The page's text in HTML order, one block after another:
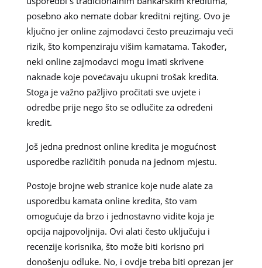
posebno ako nemate dobar kreditni rejting. Ovo je
ključno jer online zajmodavci često preuzimaju veći
rizik, što kompenziraju višim kamatama. Također,
neki online zajmodavci mogu imati skrivene
naknade koje povećavaju ukupni trošak kredita.
Stoga je važno pažljivo pročitati sve uvjete i
odredbe prije nego što se odlučite za određeni
kredit.
Još jedna prednost online kredita je mogućnost
usporedbe različitih ponuda na jednom mjestu.
Postoje brojne web stranice koje nude alate za
usporedbu kamata online kredita, što vam
omogućuje da brzo i jednostavno vidite koja je
opcija najpovoljnija. Ovi alati često uključuju i
recenzije korisnika, što može biti korisno pri
donošenju odluke. No, i ovdje treba biti oprezan jer